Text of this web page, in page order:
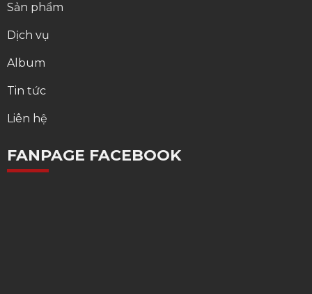
Sản phẩm
Dịch vụ
Album
Tin tức
Liên hệ
FANPAGE FACEBOOK